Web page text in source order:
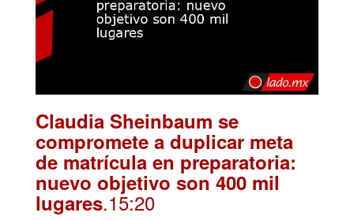
Claudia Sheinbaum se
compromete a duplicar meta
de matrícula en preparatoria:
nuevo objetivo son 400 mil
lugares.15:20